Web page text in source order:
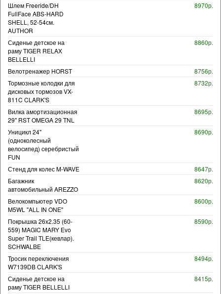
Шлем Freeride/DH
FullFace ABS-HARD
SHELL, 52-54см.
AUTHOR
8970р.
Сиденье детское на
раму TIGER RELAX
BELLELLI
8860р.
Велотренажер HORST
8756р.
Тормозные колодки для
дисковых тормозов VX-
811C CLARK'S
8732р.
Вилка амортизационная
29" RST OMEGA 29 TNL
8695р.
Уницикл 24"
(одноколесный
велосипед) серебристый
FUN
8690р.
Стенд для колес M-WAVE
8647р.
Багажник
автомобильный AREZZO
8620р.
Велокомпьютер VDO
M5WL "ALL IN ONE"
8600р.
Покрышка 26x2.35 (60-
559) MAGIC MARY Evo
Super Trail TLE(кевлар).
SCHWALBE
8590р.
Тросик переключения
W7139DB CLARK'S
8494р.
Сиденье детское на
раму TIGER BELLELLI
8415р.